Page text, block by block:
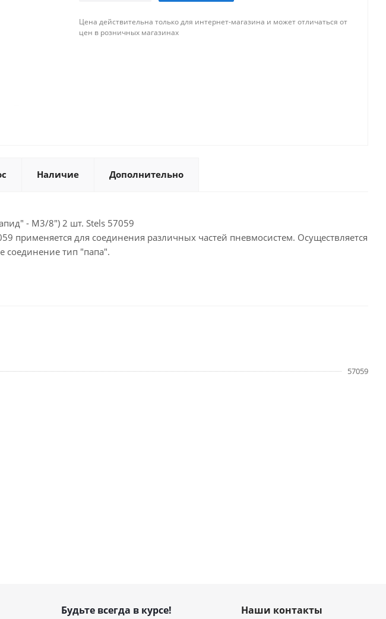
Цена действительна только для интернет-магазина и может отличаться от
цен в розничных магазинах
Наличие Дополнительно
- М3/8") 2 шт. Stels 57059
применяется для соединения различных частей пневмосистем. Осуществляется
соединение тип "папа".
57059
Будьте всегда в курсе! Наши контакты